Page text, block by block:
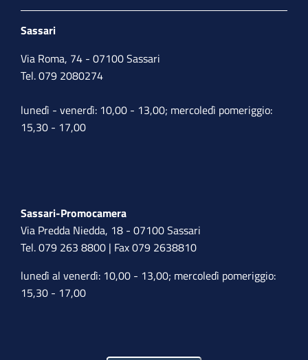
Sassari
Via Roma, 74 - 07100 Sassari
Tel. 079 2080274
lunedì - venerdì: 10,00 - 13,00; mercoledì pomeriggio:
15,30 - 17,00
Sassari-Promocamera
Via Predda Niedda, 18 - 07100 Sassari
Tel. 079 263 8800 | Fax 079 2638810
lunedì al venerdì: 10,00 - 13,00; mercoledì pomeriggio:
15,30 - 17,00